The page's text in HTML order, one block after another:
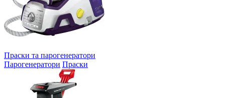
Праски та парогенератори
Парогенератори Праски